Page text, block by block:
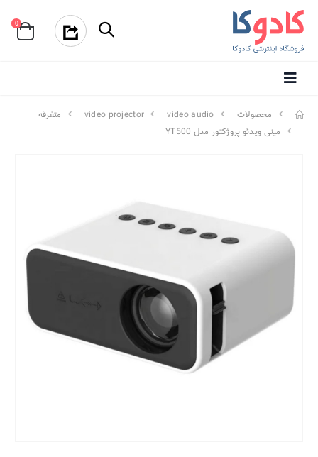
0
محصولات video audio
video projector
متفرقه
مینی ویدئو پروژکتور مدل YT500